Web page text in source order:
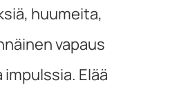
huumeita,
vapaus
Elää